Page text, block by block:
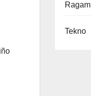
Ragam
Tekno